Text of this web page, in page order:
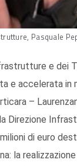
Pasquale
e dei
e accelerata in
–
Direzione
di euro
la